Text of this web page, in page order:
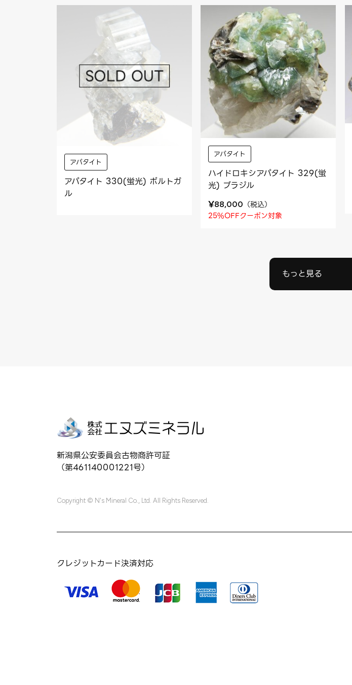
アパタイト
アパタイト 330(蛍光) ポルトガ
ル
アパタイト
ハイドロキシアパタイト 329(蛍
光) ブラジル
¥88,000 （税込）
25%OFFクーポン対象
もっと見る
新潟県公安委員会古物商許可証
（第461140001221号）
Copyright © N's Mineral Co., Ltd. All Rights Reserved.
クレジットカード決済対応